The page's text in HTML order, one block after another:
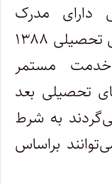
دارای مدرک
کارشناسی و بالاتر که تا پایان سال تحصیلی ۱۳۸۸
خدمت مستمر
تحصیلی بعد
به شرط
براساس